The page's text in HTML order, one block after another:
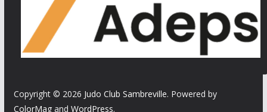
Copyright © 2026 Judo Club Sambreville. Powered by
ColorMagand WordPress.